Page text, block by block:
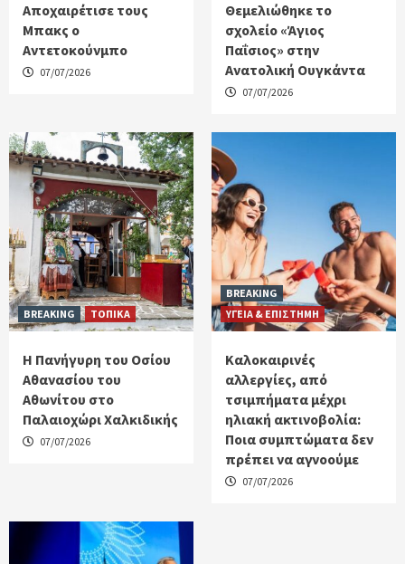
Αποχαιρέτισε τους
Μπακς ο
Αντετοκούνμπο
07/07/2026
Θεμελιώθηκε το
σχολείο «Άγιος
Παΐσιος» στην
Ανατολική Ουγκάντα
07/07/2026
BREAKING ΤΟΠΙΚΑ
Η Πανήγυρη του Οσίου
Αθανασίου του
Αθωνίτου στο
Παλαιοχώρι Χαλκιδικής
07/07/2026
BREAKING
ΥΓΕΙΑ & ΕΠΙΣΤΗΜΗ
Καλοκαιρινές
αλλεργίες, από
τσιμπήματα μέχρι
ηλιακή ακτινοβολία:
Ποια συμπτώματα δεν
πρέπει να αγνοούμε
07/07/2026